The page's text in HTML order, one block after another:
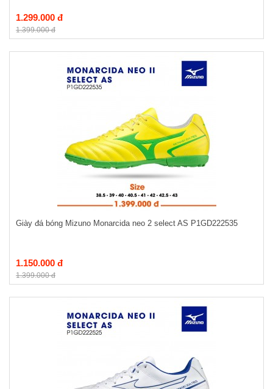
1.299.000 đ
1.399.000 đ
Giày đá bóng Mizuno Monarcida neo 2 select AS P1GD222535
1.150.000 đ
1.399.000 đ